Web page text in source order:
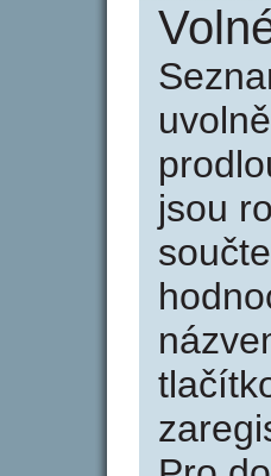
jsou